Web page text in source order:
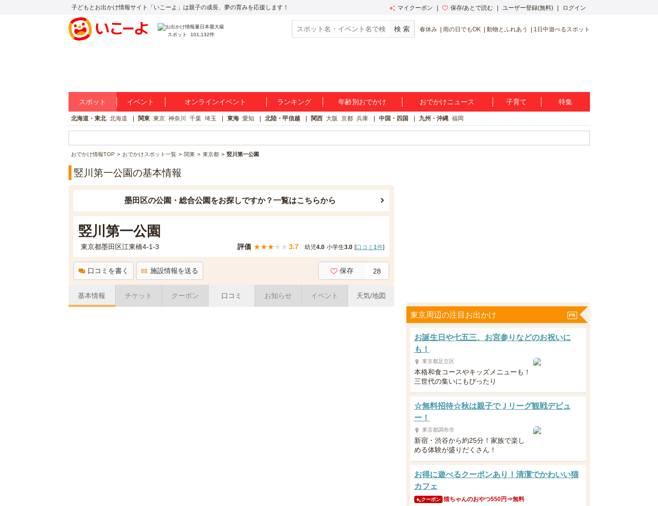
子どもとお出かけ情報サイト「いこーよ」は親子の成長、夢の育みを応援します！ マイクーポン 保存/あとで読む ユーザー登録(無料) ログイン
スポット 101,132件
春休み 雨の日でもOK 動物とふれあう 1日中遊べるスポット
スポット イベント オンラインイベント ランキング 年齢別おでかけ おでかけニュース 子育て 特集
北海道・東北 北海道 関東 東京 神奈川 千葉 埼玉 東海 愛知 北陸・甲信越 関西 大阪 京都 兵庫 中国・四国 九州・沖縄 福岡
おでかけ情報TOP おでかけスポット一覧 関東 東京都 竪川第一公園
竪川第一公園の基本情報
墨田区の公園・総合公園をお探しですか？一覧はこちらから
竪川第一公園
東京都墨田区江東橋4-1-3 評価 ★★★★ ★ 3.7 幼児4.0 小学生3.0 [口コミ 1件]
口コミを書く 施設情報を送る 保存 28
基本情報 チケット クーポン 口コミ お知らせ イベント 天気/地図
東京周辺の注目お出かけ
お誕生日や七五三、お宮参りなどのお祝いに
も！
東京都足立区
本格和食コースやキッズメニューも！
三世代の集いにもぴったり
☆無料招待☆秋は親子でＪリーグ観戦デビュ
ー！
東京都調布市
新宿・渋谷から約25分！家族で楽し
める体験が盛りだくさん！
お得に遊べるクーポンあり！清潔でかわいい猫
カフェ
クーポン 猫ちゃんのおやつ550円⇒無料